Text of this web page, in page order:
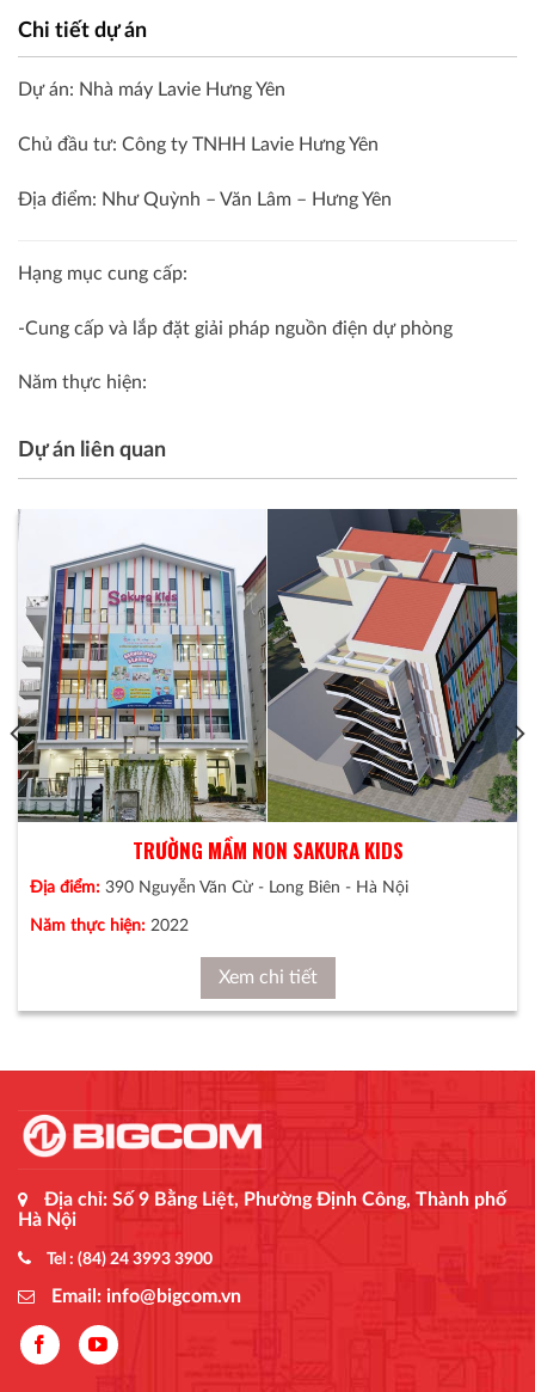
Chi tiết dự án
Dự án: Nhà máy Lavie Hưng Yên
Chủ đầu tư: Công ty TNHH Lavie Hưng Yên
Địa điểm: Như Quỳnh – Văn Lâm – Hưng Yên
Hạng mục cung cấp:
-Cung cấp và lắp đặt giải pháp nguồn điện dự phòng
Năm thực hiện:
Dự án liên quan
TRƯỜNG MẦM NON SAKURA KIDS
Địa điểm:390 Nguyễn Văn Cừ - Long Biên - Hà Nội
Năm thực hiện:2022
Xem chi tiết
Địa chỉ: Số 9 Bằng Liệt, Phường Định Công, Thành phố
Hà Nội
Tel : (84) 24 3993 3900
Email: info@bigcom.vn